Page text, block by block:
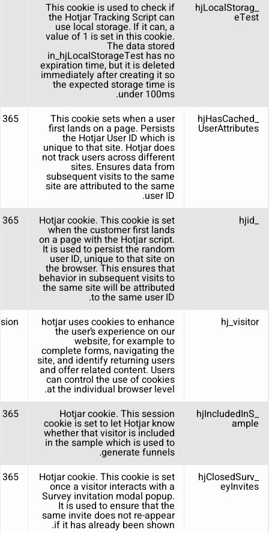
_hjLocalStorag
eTest
This cookie is used to check if
the Hotjar Tracking Script can
use local storage. If it can, a
value of 1 is set in this cookie.
The data stored
in_hjLocalStorageTest has no
expiration time, but it is deleted
immediately after creating it so
the expected storage time is
under 100ms.
_hjHasCached
UserAttributes
This cookie sets when a user
first lands on a page. Persists
the Hotjar User ID which is
unique to that site. Hotjar does
not track users across different
sites. Ensures data from
subsequent visits to the same
site are attributed to the same
user ID.
365 days
_hjid
Hotjar cookie. This cookie is set
when the customer first lands
on a page with the Hotjar script.
It is used to persist the random
user ID, unique to that site on
the browser. This ensures that
behavior in subsequent visits to
the same site will be attributed
to the same user ID.
365 days
hj_visitor
hotjar uses cookies to enhance
the user’s experience on our
website, for example to
complete forms, navigating the
site, and identify returning users
and offer related content. Users
can control the use of cookies
at the individual browser level.
_hjIncludedInS
ample
Hotjar cookie. This session
cookie is set to let Hotjar know
whether that visitor is included
in the sample which is used to
generate funnels.
365 days
_hjClosedSurv
eyInvites
Hotjar cookie. This cookie is set
once a visitor interacts with a
Survey invitation modal popup.
It is used to ensure that the
same invite does not re-appear
if it has already been shown.
365 days